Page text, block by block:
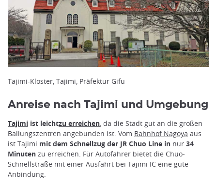
Tajimi-Kloster, Tajimi, Präfektur Gifu
Anreise nach Tajimi und Umgebung
Tajimi ist leichtzu erreichen, da die Stadt gut an die großen
Ballungszentren angebunden ist. Vom Bahnhof Nagoya aus
ist Tajimi mit dem Schnellzug der JR Chuo Line in nur 34
Minuten zu erreichen. Für Autofahrer bietet die Chuo-
Schnellstraße mit einer Ausfahrt bei Tajimi IC eine gute
Anbindung.